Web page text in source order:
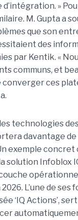
»
M. Gupta a
que son
des
par Kentik. «
communs, et
converger ces
technologies
davantage
exemple concret
solution Infoblox
L’une de
‘IQ Actions’,